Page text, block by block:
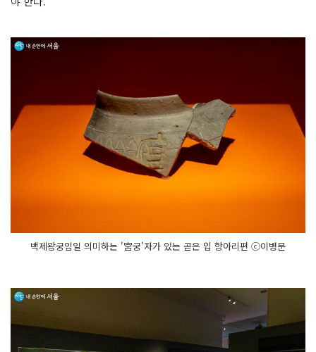
백제왕궁임일 의미하는 '宮궁'자가 있는 곧은 입 항아리편 ⓒ이병문